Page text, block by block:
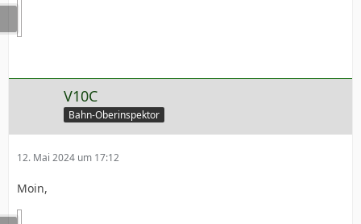
V10C
Bahn-Oberinspektor
12. Mai 2024 um 17:12
Moin,